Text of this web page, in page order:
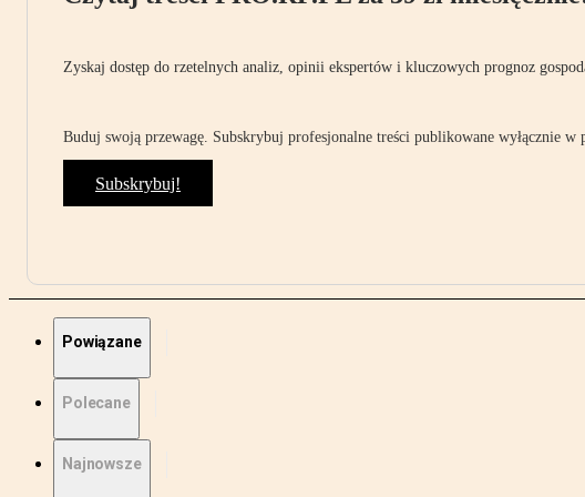
Zyskaj dostęp do rzetelnych analiz, opinii ekspertów i kluczowych prognoz
Buduj swoją przewagę. Subskrybuj profesjonalne treści publikowane wyłącznie w
Subskrybuj!
Powiązane
Polecane
Najnowsze